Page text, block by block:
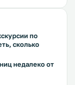
по
сколько
недалеко от